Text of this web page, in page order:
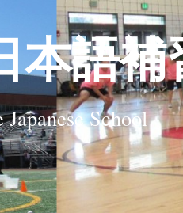
本語補
Japanese School